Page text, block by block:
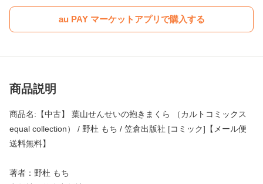
au PAY マーケットアプリで購入する
商品説明
商品名:【中古】 葉山せんせいの抱きまくら （カルトコミックス
equal collection） / 野杜 もち / 笠倉出版社 [コミック]【メール便
送料無料】
著者：野杜 もち